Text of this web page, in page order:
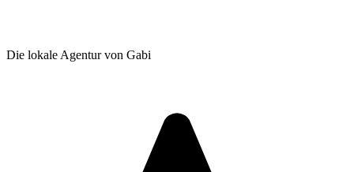
Die lokale Agentur von Gabi